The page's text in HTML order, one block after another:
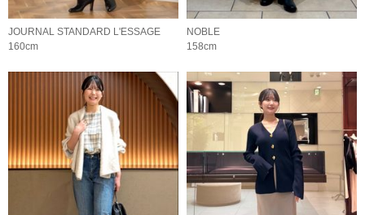
JOURNAL STANDARD L'ESSAGE
160cm
NOBLE
158cm